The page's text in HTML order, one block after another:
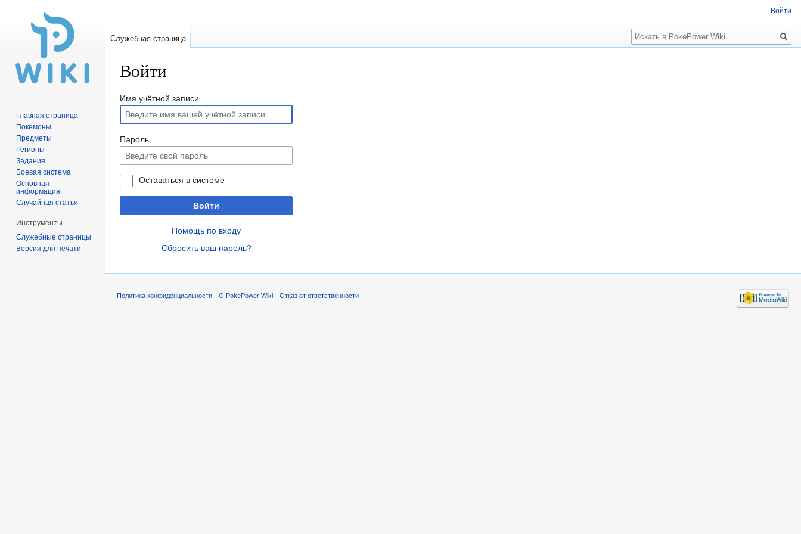
Войти
Перейти
навигации
Перейти
поиску
Имя учётной записи
Пароль
Оставаться в системе
Войти
Помощь по входу
Сбросить ваш пароль?
Войти
Служебная страница
Поиск
Главная страница
Покемоны
Предметы
Регионы
Задания
Боевая система
Основная
информация
Случайная статья
Инструменты
Служебные страницы
Версия для печати
Политика конфиденциальности О PokePower Wiki Отказ от ответственности